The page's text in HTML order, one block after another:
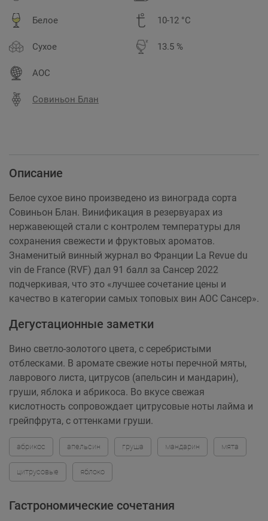
Белое 10-12 °C
Сухое 13.5 %
AOC
Совиньон Блан
Описание
Белое сухое вино произведено из винограда сорта
Совиньон Блан. Винификация в резервуарах из
нержавеющей стали с контролем температуры для
сохранения свежести и фруктовых ароматов.
Знаменитый винный журнал во Франции La Revue du
vin de France (RVF) дал 91 балл за Сансер 2022
подчеркивая, что это «лучшее сочетание цены и
качество в категории самых топовых вин АОС Сансер».
Дегустационные заметки
Вино светло-золотого цвета, с серебристыми
отблесками. В аромате свежие ноты перечной мяты,
лаврового листа, цитрусов (апельсин и мандарин),
груши, яблока и абрикоса. Во вкусе свежая
кислотность сопровождает цитрусовые ноты лайма и
грейпфрута, с оттенками груши.
абрикос апельсин груша мандарин мята
цитрусовые яблоко
Гастрономические сочетания